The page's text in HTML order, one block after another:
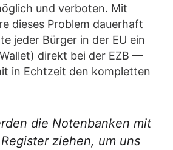
und verboten. Mit
dieses Problem dauerhaft
jeder Bürger in der EU ein
direkt bei der EZB —
in Echtzeit den kompletten
die Notenbanken mit
ziehen, um uns